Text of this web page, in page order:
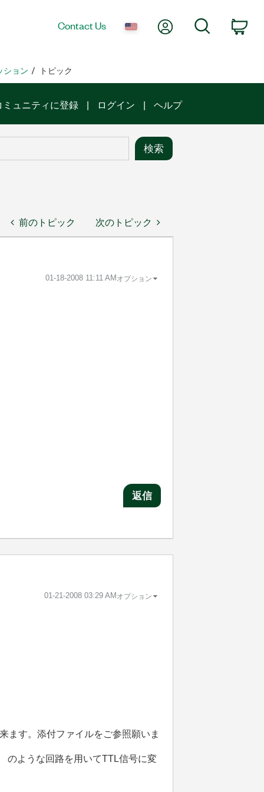
Contact Us My AccountSearch
ション トピック
ミュニティに登録 ログイン ヘルプ
前のトピック 次のトピック
‎01-18-2008 11:11 AM オプション
返信
‎01-21-2008 03:29 AM オプション
す。添付ファイルをご参照願いま
のような回路を用いてTTL信号に変